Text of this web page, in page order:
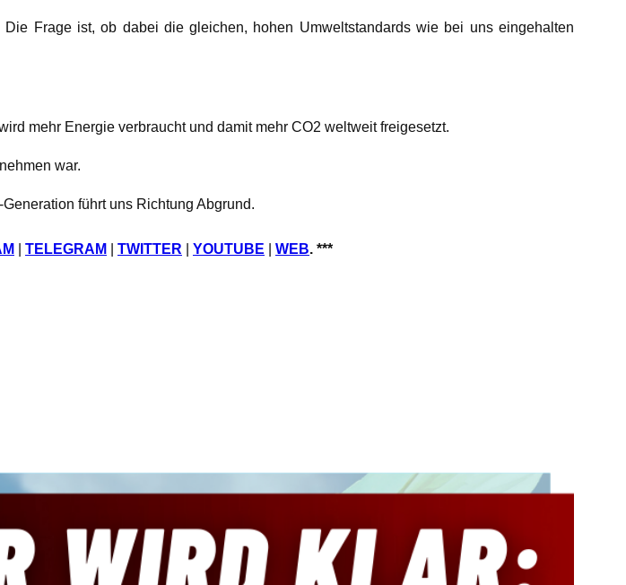
Frage ist, ob dabei die gleichen, hohen Umweltstandards wie bei uns eingehalten
mehr Energie verbraucht und damit mehr CO2 weltweit freigesetzt.
war.
führt uns Richtung Abgrund.
TELEGRAM TWITTER YOUTUBE WEB. ***